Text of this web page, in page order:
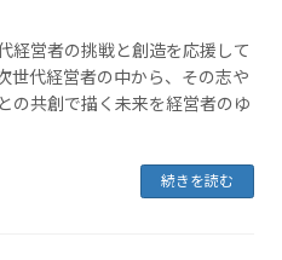
経営者の挑戦と創造を応援して
世代経営者の中から、その志や
の共創で描く未来を経営者のゆ
続きを読む